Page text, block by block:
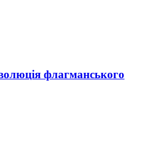
флагманського